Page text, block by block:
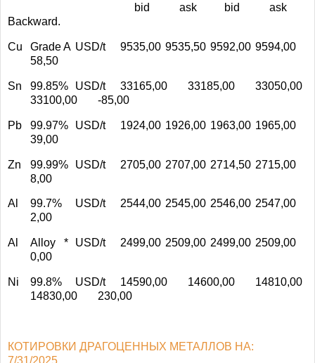
bid ask bid
ask
Backward.
Cu Grade A USD/t 9535,00 9535,50 9592,00 9594,00
58,50
Sn 99.85% USD/t 33165,00 33185,00
33050,00
33100,00
-85,00
Pb 99.97% USD/t 1924,00 1926,00 1963,00 1965,00
39,00
Zn 99.99% USD/t 2705,00 2707,00 2714,50 2715,00
8,00
Al 99.7% USD/t 2544,00 2545,00 2546,00 2547,00
2,00
Al Alloy * USD/t 2499,00 2509,00 2499,00 2509,00
0,00
Ni 99.8% USD/t 14590,00 14600,00
14810,00
14830,00
230,00
КОТИРОВКИ ДРАГОЦЕННЫХ МЕТАЛЛОВ НА:
7/31/2025